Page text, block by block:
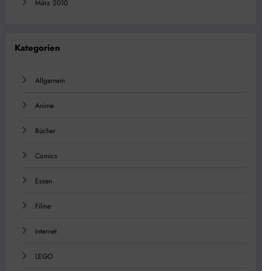
März 2010
Kategorien
Allgemein
Anime
Bücher
Comics
Essen
Filme
Internet
LEGO